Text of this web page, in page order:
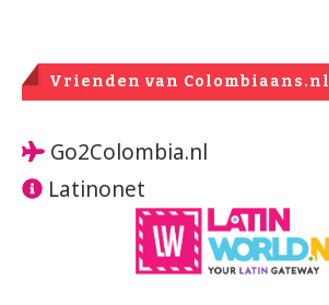
Vrienden van Colombiaans.nl
Go2Colombia.nl
Latinonet